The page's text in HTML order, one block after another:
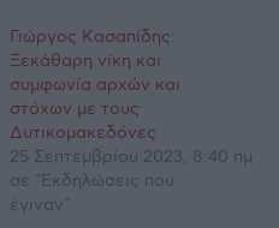
Γιώργος Κασαπίδης:
Ξεκάθαρη νίκη και
συμφωνία αρχών και
στόχων με τους
Δυτικομακεδόνες
25 Σεπτεμβρίου 2023, 8:40 πμ
σε "Εκδηλώσεις που
έγιναν"